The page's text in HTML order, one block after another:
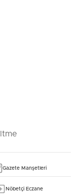
Gazete Manşetleri
Nöbetçi Eczane